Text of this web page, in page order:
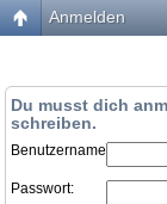
Anmelden
Du musst dich
schreiben.
Benutzername:
Passwort: